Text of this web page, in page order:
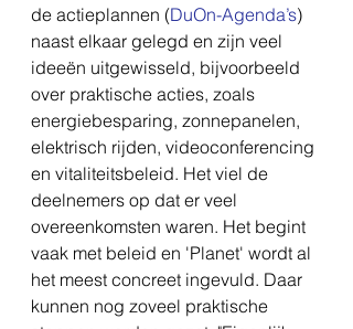
de actieplannen (DuOn-Agenda’s)
naast elkaar gelegd en zijn veel
ideeën uitgewisseld, bijvoorbeeld
over praktische acties, zoals
energiebesparing, zonnepanelen,
elektrisch rijden, videoconferencing
en vitaliteitsbeleid. Het viel de
deelnemers op dat er veel
overeenkomsten waren. Het begint
vaak met beleid en 'Planet' wordt al
het meest concreet ingevuld. Daar
kunnen nog zoveel praktische